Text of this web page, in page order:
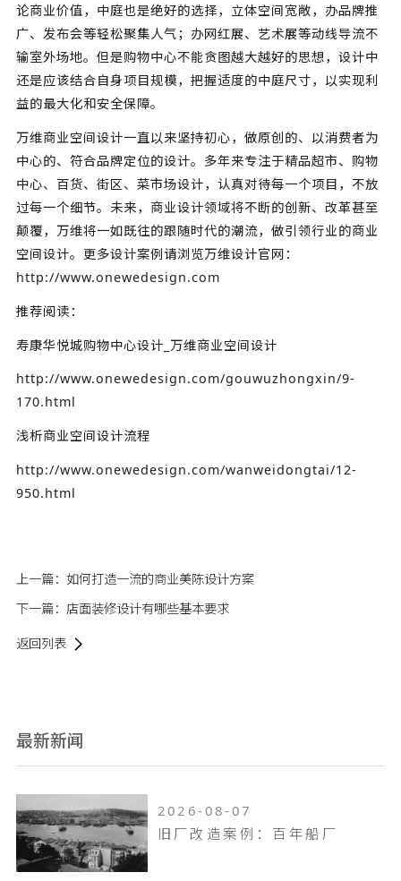
论商业价值，中庭也是绝好的选择，立体空间宽敞，办品牌推
广、发布会等轻松聚集人气；办网红展、艺术展等动线导流不
输室外场地。但是购物中心不能贪图越大越好的思想，设计中
还是应该结合自身项目规模，把握适度的中庭尺寸，以实现利
益的最大化和安全保障。
万维商业空间设计一直以来坚持初心，做原创的、以消费者为
中心的、符合品牌定位的设计。多年来专注于精品超市、购物
中心、百货、街区、菜市场设计，认真对待每一个项目，不放
过每一个细节。未来，商业设计领域将不断的创新、改革甚至
颠覆，万维将一如既往的跟随时代的潮流，做引领行业的商业
空间设计。更多设计案例请浏览万维设计官网：
http://www.onewedesign.com
推荐阅读：
寿康华悦城购物中心设计_万维商业空间设计
http://www.onewedesign.com/gouwuzhongxin/9-
170.html
浅析商业空间设计流程
http://www.onewedesign.com/wanweidongtai/12-
950.html
上一篇： 如何打造一流的商业美陈设计方案
下一篇： 店面装修设计有哪些基本要求
返回列表
最新新闻
2026-08-07
旧厂改造案例：百年船厂